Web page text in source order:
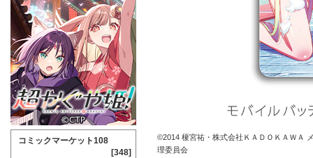
©2014 榎宮祐・株式会社ＫＡＤＯＫＡＷＡ
理委員会
コミックマーケット108
[348]